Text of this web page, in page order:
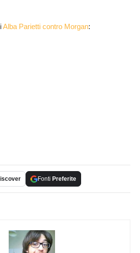
Alba Parietti contro Morgan:
Fonti Preferite